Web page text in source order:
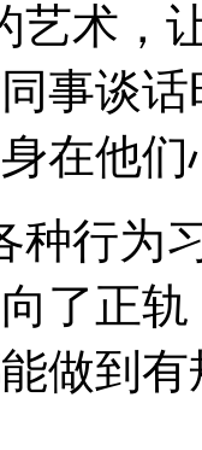
艺术，
事谈
在他
种行为
了正
做到